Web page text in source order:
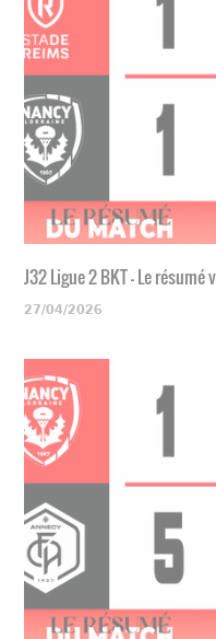
J32 Ligue 2 BKT - Le résumé
27/04/2026